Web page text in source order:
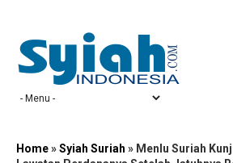
Home»Syiah Suriah » Menlu Suriah